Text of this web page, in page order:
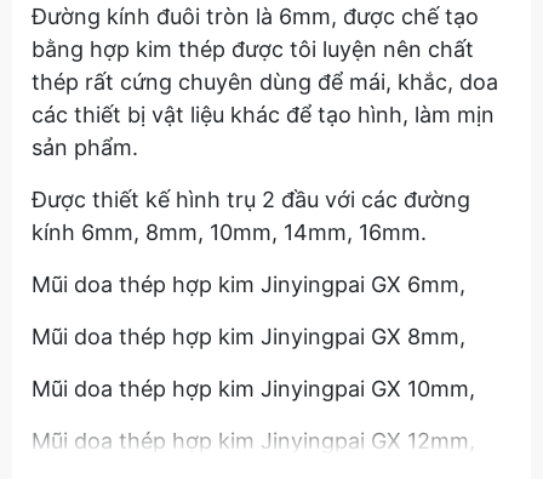
Đường kính đuôi tròn là 6mm, được chế tạo
bằng hợp kim thép được tôi luyện nên chất
thép rất cứng chuyên dùng để mái, khắc, doa
các thiết bị vật liệu khác để tạo hình, làm mịn
sản phẩm.
Được thiết kế hình trụ 2 đầu với các đường
kính 6mm, 8mm, 10mm, 14mm, 16mm.
Mũi doa thép hợp kim Jinyingpai GX 6mm,
Mũi doa thép hợp kim Jinyingpai GX 8mm,
Mũi doa thép hợp kim Jinyingpai GX 10mm,
Mũi doa thép hợp kim Jinyingpai GX 12mm,